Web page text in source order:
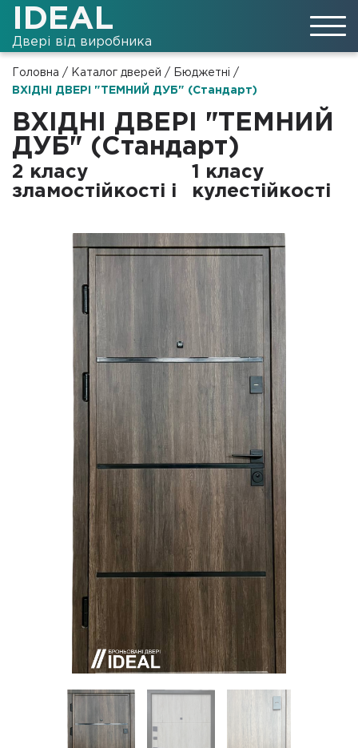
IDEAL
Двері від виробника
Головна / Каталог дверей / Бюджетні /
ВХІДНІ ДВЕРІ "ТЕМНИЙ ДУБ" (Стандарт)
ВХІДНІ ДВЕРІ "ТЕМНИЙ
ДУБ" (Стандарт)
2 класу
зламостійкості і
1 класу
кулестійкості